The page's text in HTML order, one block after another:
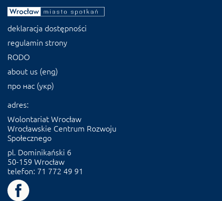
deklaracja dostępności
regulamin strony
RODO
about us (eng)
про нас (укр)
adres:
Wolontariat Wrocław
Wrocławskie Centrum Rozwoju
Społecznego
pl. Dominikański 6
50-159 Wrocław
telefon: 71 772 49 91